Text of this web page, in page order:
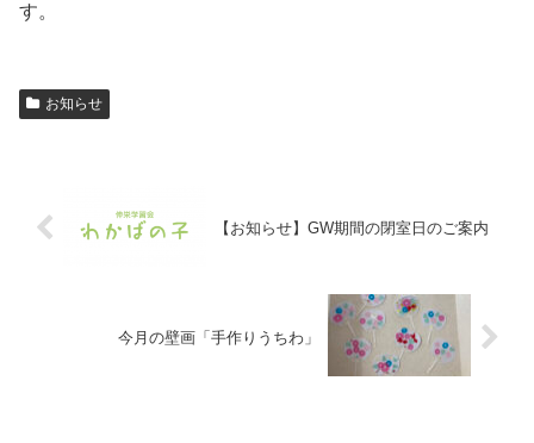
す。
お知らせ
【お知らせ】GW期間の閉室日のご案内
今月の壁画「手作りうちわ」